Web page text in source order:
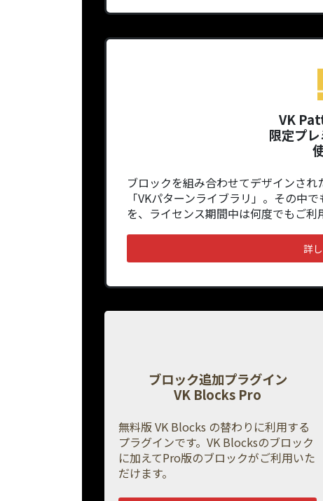
VK
限定プ
ブロックを組み合わせてデザインさ
「VKパターンライブラリ」。その中
を、ライセンス期間中は何度でもご利
詳
ブロック追加プラグイン
VK Blocks Pro
無料版 VK Blocks の替わりに利用する
プラグインです。 VK Blocksのブロック
に加えてPro版のブロックがご利用いた
だけます。